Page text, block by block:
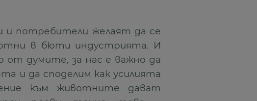
и потребители желаят да се
в бюти индустрията. И
думите, за нас е важно да
и да споделим как усилията
към животните дават